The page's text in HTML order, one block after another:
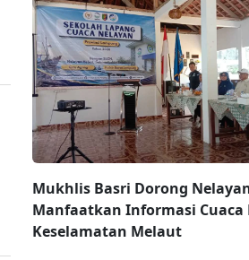
Mukhlis Basri Dorong
Manfaatkan Informasi Cuaca
Keselamatan Melaut